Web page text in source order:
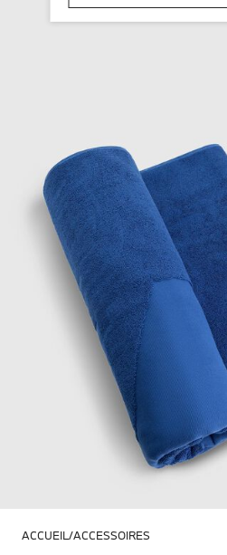
ACCUEIL ACCESSOIRES